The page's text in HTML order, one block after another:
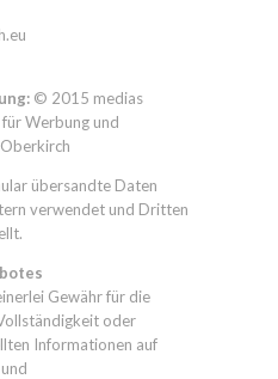
© 2015 medias
Werbung und
übersandte Daten
verwendet und Dritten
Gewähr für die
oder
Informationen auf